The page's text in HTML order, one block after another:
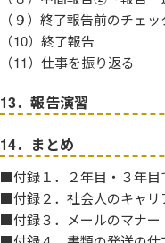
（９）終了報告前のチェッ
（10）終了報告
（11）仕事を振り返る
13．報告演習
14．まとめ
■付録１．２年目・３年目
■付録２．社会人のキャリ
■付録３．メールのマナー